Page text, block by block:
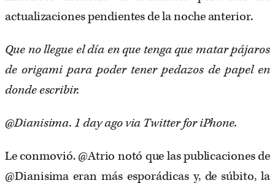
actualizaciones pendientes de la noche anterior.
Que no llegue el día en que tenga que matar pájaros
de origami para poder tener pedazos de papel en
donde escribir.
@Dianisima. 1 day ago via Twitter for iPhone.
Le conmovió. @Atrio notó que las publicaciones de
@Dianisima eran más esporádicas y, de súbito, la